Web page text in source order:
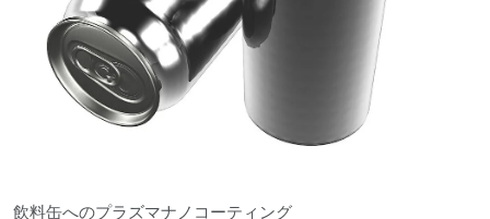
飲料缶へのプラズマナノコーティング